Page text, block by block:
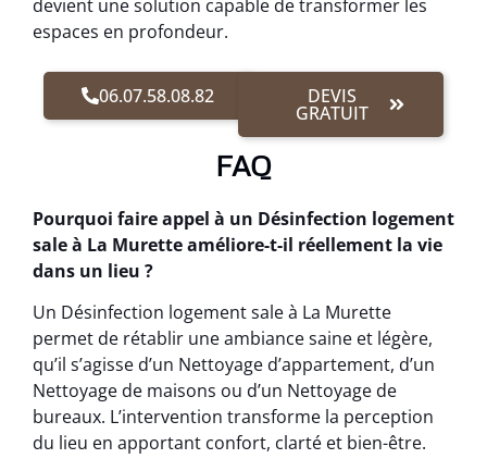
devient une solution capable de transformer les
espaces en profondeur.
06.07.58.08.82 DEVIS
GRATUIT
FAQ
Pourquoi faire appel à un Désinfection logement
sale à La Murette améliore-t-il réellement la vie
dans un lieu ?
Un Désinfection logement sale à La Murette
permet de rétablir une ambiance saine et légère,
qu’il s’agisse d’un Nettoyage d’appartement, d’un
Nettoyage de maisons ou d’un Nettoyage de
bureaux. L’intervention transforme la perception
du lieu en apportant confort, clarté et bien-être.